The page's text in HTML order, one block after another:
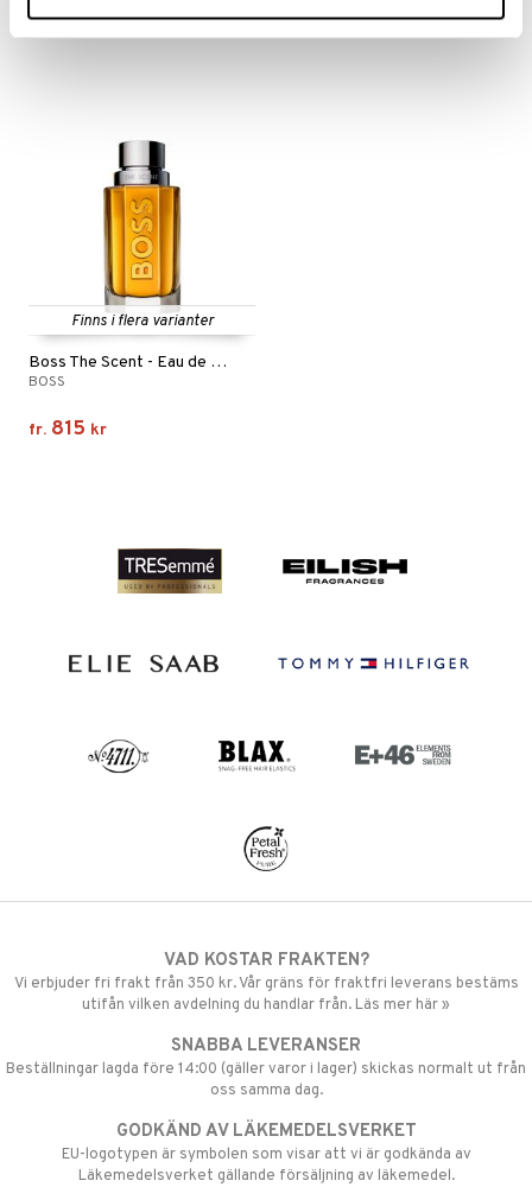
609 595
Finns i flera varianter
Boss The Scent - Eau de toilette (Edt) Spray
BOSS
fr. 815 kr
VAD KOSTAR FRAKTEN?
Vi erbjuder fri frakt från 350 kr. Vår gräns för fraktfri leverans bestäms
utifån vilken avdelning du handlar från. Läs mer här »
SNABBA LEVERANSER
Beställningar lagda före 14:00 (gäller varor i lager) skickas normalt ut från
oss samma dag.
GODKÄND AV LÄKEMEDELSVERKET
EU-logotypen är symbolen som visar att vi är godkända av
Läkemedelsverket gällande försäljning av läkemedel.